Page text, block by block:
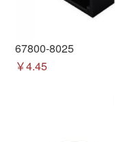
67800-8025
￥4.45